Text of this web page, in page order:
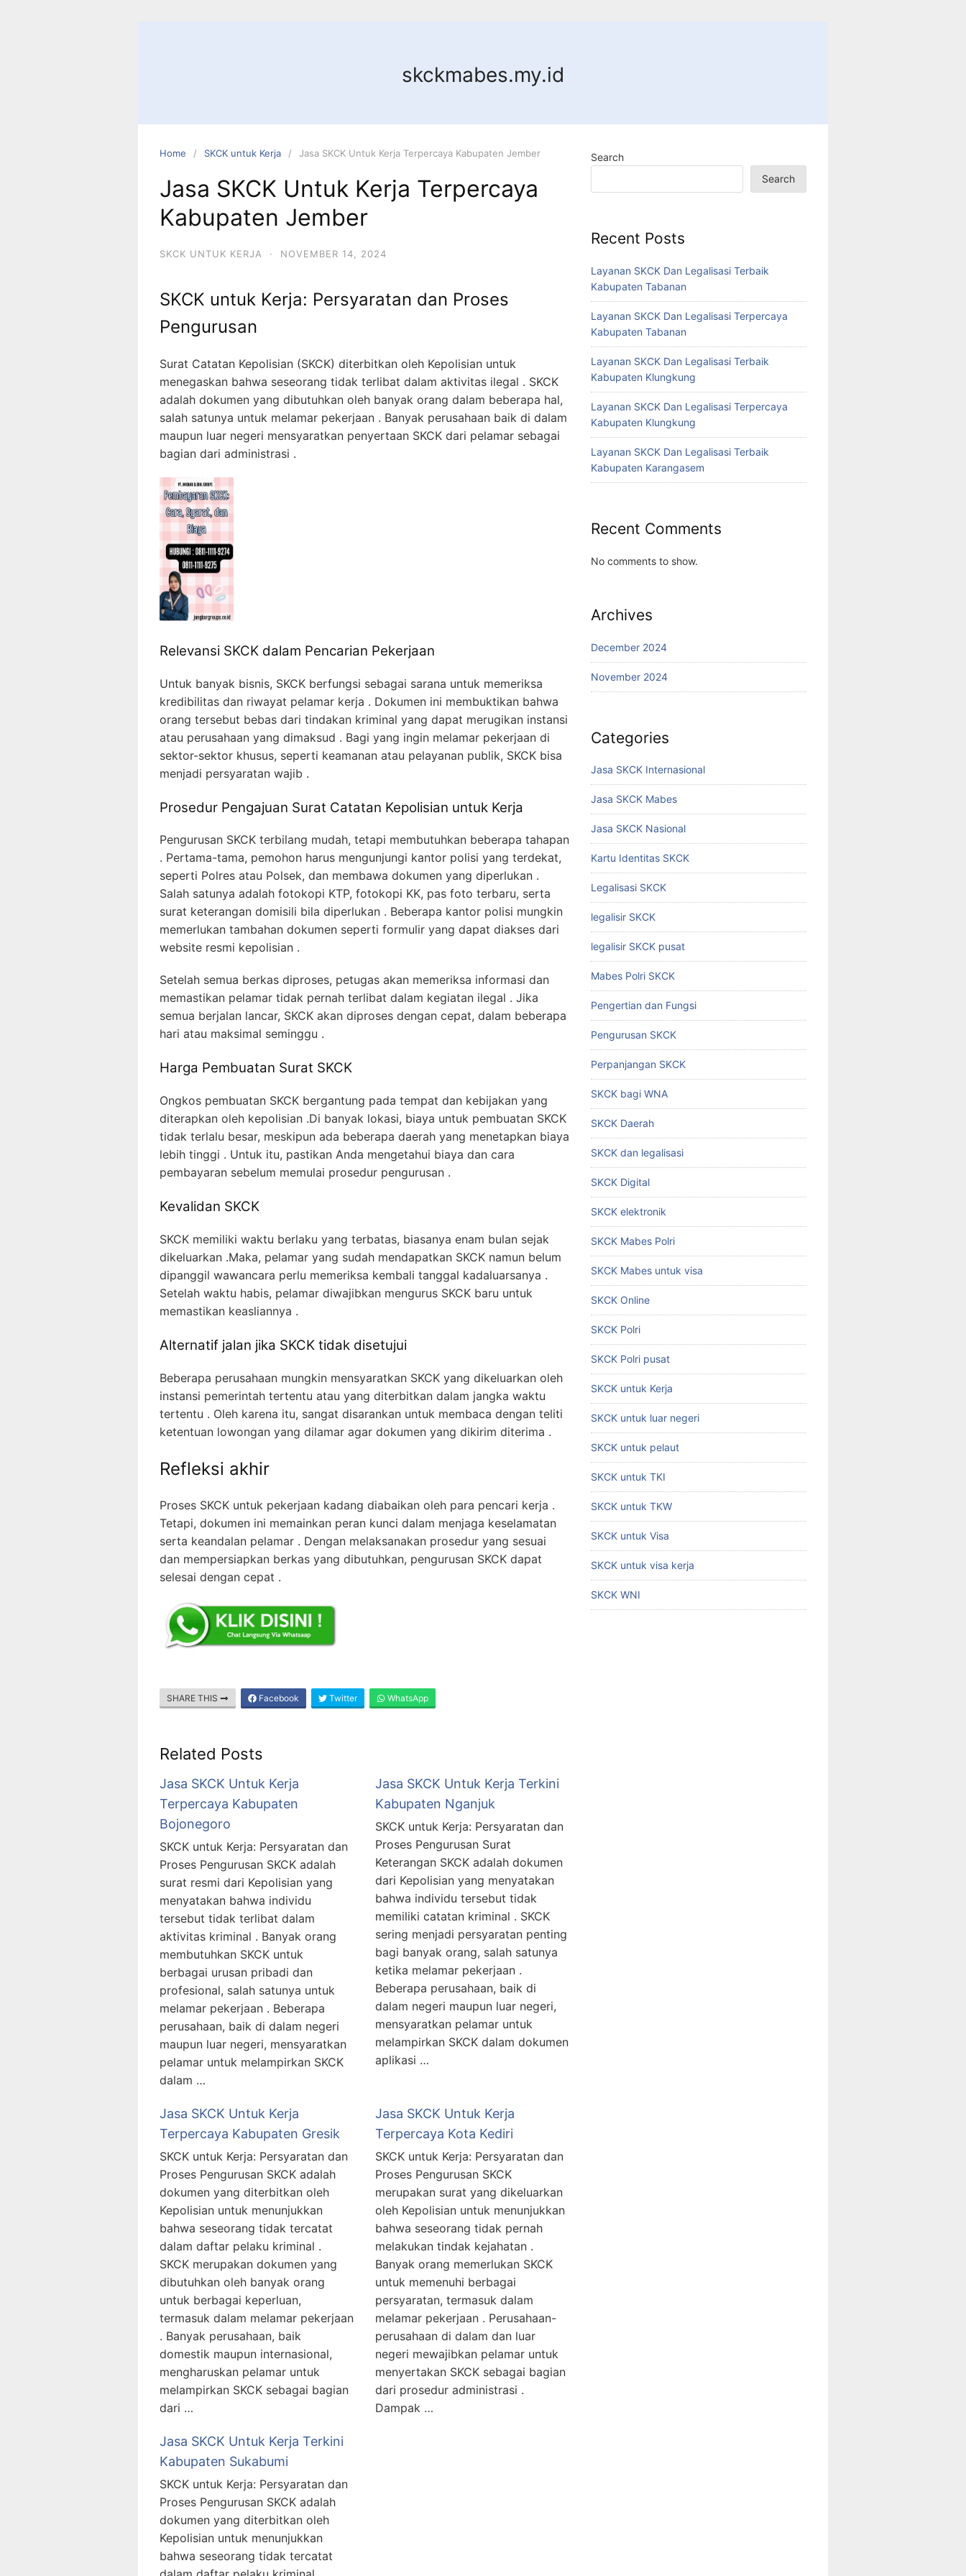
skckmabes.my.id
Home SKCK untuk Kerja Jasa SKCK Untuk Kerja Terpercaya Kabupaten Jember
Jasa SKCK Untuk Kerja Terpercaya
Kabupaten Jember
SKCK UNTUK KERJA · NOVEMBER 14, 2024
SKCK untuk Kerja: Persyaratan dan Proses
Pengurusan
Surat Catatan Kepolisian (SKCK) diterbitkan oleh Kepolisian untuk
menegaskan bahwa seseorang tidak terlibat dalam aktivitas ilegal . SKCK
adalah dokumen yang dibutuhkan oleh banyak orang dalam beberapa hal,
salah satunya untuk melamar pekerjaan . Banyak perusahaan baik di dalam
maupun luar negeri mensyaratkan penyertaan SKCK dari pelamar sebagai
bagian dari administrasi .
Relevansi SKCK dalam Pencarian Pekerjaan
Untuk banyak bisnis, SKCK berfungsi sebagai sarana untuk memeriksa
kredibilitas dan riwayat pelamar kerja . Dokumen ini membuktikan bahwa
orang tersebut bebas dari tindakan kriminal yang dapat merugikan instansi
atau perusahaan yang dimaksud . Bagi yang ingin melamar pekerjaan di
sektor-sektor khusus, seperti keamanan atau pelayanan publik, SKCK bisa
menjadi persyaratan wajib .
Prosedur Pengajuan Surat Catatan Kepolisian untuk Kerja
Pengurusan SKCK terbilang mudah, tetapi membutuhkan beberapa tahapan
. Pertama-tama, pemohon harus mengunjungi kantor polisi yang terdekat,
seperti Polres atau Polsek, dan membawa dokumen yang diperlukan .
Salah satunya adalah fotokopi KTP, fotokopi KK, pas foto terbaru, serta
surat keterangan domisili bila diperlukan . Beberapa kantor polisi mungkin
memerlukan tambahan dokumen seperti formulir yang dapat diakses dari
website resmi kepolisian .
Setelah semua berkas diproses, petugas akan memeriksa informasi dan
memastikan pelamar tidak pernah terlibat dalam kegiatan ilegal . Jika
semua berjalan lancar, SKCK akan diproses dengan cepat, dalam beberapa
hari atau maksimal seminggu .
Harga Pembuatan Surat SKCK
Ongkos pembuatan SKCK bergantung pada tempat dan kebijakan yang
diterapkan oleh kepolisian .Di banyak lokasi, biaya untuk pembuatan SKCK
tidak terlalu besar, meskipun ada beberapa daerah yang menetapkan biaya
lebih tinggi . Untuk itu, pastikan Anda mengetahui biaya dan cara
pembayaran sebelum memulai prosedur pengurusan .
Kevalidan SKCK
SKCK memiliki waktu berlaku yang terbatas, biasanya enam bulan sejak
dikeluarkan .Maka, pelamar yang sudah mendapatkan SKCK namun belum
dipanggil wawancara perlu memeriksa kembali tanggal kadaluarsanya .
Setelah waktu habis, pelamar diwajibkan mengurus SKCK baru untuk
memastikan keasliannya .
Alternatif jalan jika SKCK tidak disetujui
Beberapa perusahaan mungkin mensyaratkan SKCK yang dikeluarkan oleh
instansi pemerintah tertentu atau yang diterbitkan dalam jangka waktu
tertentu . Oleh karena itu, sangat disarankan untuk membaca dengan teliti
ketentuan lowongan yang dilamar agar dokumen yang dikirim diterima .
Refleksi akhir
Proses SKCK untuk pekerjaan kadang diabaikan oleh para pencari kerja .
Tetapi, dokumen ini memainkan peran kunci dalam menjaga keselamatan
serta keandalan pelamar . Dengan melaksanakan prosedur yang sesuai
dan mempersiapkan berkas yang dibutuhkan, pengurusan SKCK dapat
selesai dengan cepat .
SHARE THIS Facebook Twitter WhatsApp
Related Posts
Jasa SKCK Untuk Kerja
Terpercaya Kabupaten
Bojonegoro
SKCK untuk Kerja: Persyaratan dan
Proses Pengurusan SKCK adalah
surat resmi dari Kepolisian yang
menyatakan bahwa individu
tersebut tidak terlibat dalam
aktivitas kriminal . Banyak orang
membutuhkan SKCK untuk
berbagai urusan pribadi dan
profesional, salah satunya untuk
melamar pekerjaan . Beberapa
perusahaan, baik di dalam negeri
maupun luar negeri, mensyaratkan
pelamar untuk melampirkan SKCK
dalam …
Jasa SKCK Untuk Kerja Terkini
Kabupaten Nganjuk
SKCK untuk Kerja: Persyaratan dan
Proses Pengurusan Surat
Keterangan SKCK adalah dokumen
dari Kepolisian yang menyatakan
bahwa individu tersebut tidak
memiliki catatan kriminal . SKCK
sering menjadi persyaratan penting
bagi banyak orang, salah satunya
ketika melamar pekerjaan .
Beberapa perusahaan, baik di
dalam negeri maupun luar negeri,
mensyaratkan pelamar untuk
melampirkan SKCK dalam dokumen
aplikasi …
Jasa SKCK Untuk Kerja
Terpercaya Kabupaten Gresik
SKCK untuk Kerja: Persyaratan dan
Proses Pengurusan SKCK adalah
dokumen yang diterbitkan oleh
Kepolisian untuk menunjukkan
bahwa seseorang tidak tercatat
dalam daftar pelaku kriminal .
SKCK merupakan dokumen yang
dibutuhkan oleh banyak orang
untuk berbagai keperluan,
termasuk dalam melamar pekerjaan
. Banyak perusahaan, baik
domestik maupun internasional,
mengharuskan pelamar untuk
melampirkan SKCK sebagai bagian
dari …
Jasa SKCK Untuk Kerja
Terpercaya Kota Kediri
SKCK untuk Kerja: Persyaratan dan
Proses Pengurusan SKCK
merupakan surat yang dikeluarkan
oleh Kepolisian untuk menunjukkan
bahwa seseorang tidak pernah
melakukan tindak kejahatan .
Banyak orang memerlukan SKCK
untuk memenuhi berbagai
persyaratan, termasuk dalam
melamar pekerjaan . Perusahaan-
perusahaan di dalam dan luar
negeri mewajibkan pelamar untuk
menyertakan SKCK sebagai bagian
dari prosedur administrasi .
Dampak …
Jasa SKCK Untuk Kerja Terkini
Kabupaten Sukabumi
SKCK untuk Kerja: Persyaratan dan
Proses Pengurusan SKCK adalah
dokumen yang diterbitkan oleh
Kepolisian untuk menunjukkan
bahwa seseorang tidak tercatat
Search
Search
Recent Posts
Layanan SKCK Dan Legalisasi Terbaik
Kabupaten Tabanan
Layanan SKCK Dan Legalisasi Terpercaya
Kabupaten Tabanan
Layanan SKCK Dan Legalisasi Terbaik
Kabupaten Klungkung
Layanan SKCK Dan Legalisasi Terpercaya
Kabupaten Klungkung
Layanan SKCK Dan Legalisasi Terbaik
Kabupaten Karangasem
Recent Comments
No comments to show.
Archives
December 2024
November 2024
Categories
Jasa SKCK Internasional
Jasa SKCK Mabes
Jasa SKCK Nasional
Kartu Identitas SKCK
Legalisasi SKCK
legalisir SKCK
legalisir SKCK pusat
Mabes Polri SKCK
Pengertian dan Fungsi
Pengurusan SKCK
Perpanjangan SKCK
SKCK bagi WNA
SKCK Daerah
SKCK dan legalisasi
SKCK Digital
SKCK elektronik
SKCK Mabes Polri
SKCK Mabes untuk visa
SKCK Online
SKCK Polri
SKCK Polri pusat
SKCK untuk Kerja
SKCK untuk luar negeri
SKCK untuk pelaut
SKCK untuk TKI
SKCK untuk TKW
SKCK untuk Visa
SKCK untuk visa kerja
SKCK WNI